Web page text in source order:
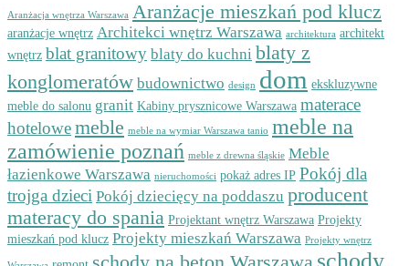
Aranżacja wnętrza Warszawa Aranżacje mieszkań pod klucz
aranżacje wnętrz Architekci wnętrz Warszawa architektura architekt
wnętrz blat granitowy blaty do kuchni blaty z
konglomeratów budownictwo design dom ekskluzywne
meble do salonu granit Kabiny prysznicowe Warszawa materace
hotelowemeble meble na wymiar Warszawa tanio meble na
zamówienie poznań meble z drewna śląskie Meble
łazienkowe Warszawa nieruchomości pokaż adres IP Pokój dla
trojga dzieci Pokój dziecięcy na poddaszu producent
materacy do spania Projektant wnętrz Warszawa Projekty
mieszkań pod klucz Projekty mieszkań Warszawa Projekty wnętrz